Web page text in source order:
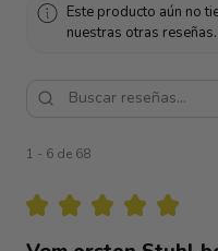
Este producto aún no
nuestras otras reseñas.
1 - 6 de 68
★ ★ ★ ★ ★